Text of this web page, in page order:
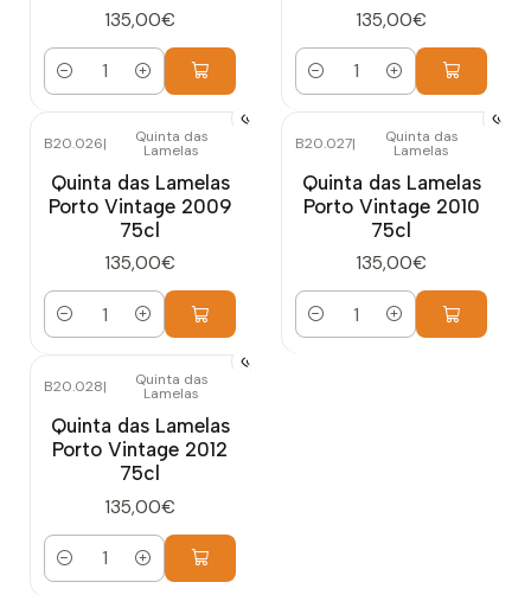
135,00€
Quantidade
135,00€
Quantidade
B20.026| Quinta das
Lamelas
Quinta das Lamelas
Porto Vintage 2009
75cl
135,00€
Quantidade
B20.027| Quinta das
Lamelas
Quinta das Lamelas
Porto Vintage 2010
75cl
135,00€
Quantidade
B20.028| Quinta das
Lamelas
Quinta das Lamelas
Porto Vintage 2012
75cl
135,00€
Quantidade